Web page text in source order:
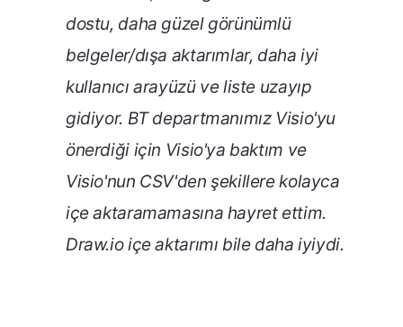
dostu, daha güzel görünümlü
belgeler/dışa aktarımlar, daha iyi
kullanıcı arayüzü ve liste uzayıp
gidiyor. BT departmanımız Visio'yu
önerdiği için Visio'ya baktım ve
Visio'nun CSV'den şekillere kolayca
içe aktaramamasına hayret ettim.
Draw.io içe aktarımı bile daha iyiydi.